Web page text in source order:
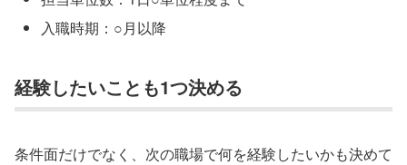
入職時期：○月以降
経験したいことも1つ決める
条件面だけでなく、次の職場で何を経験したいかも決めて